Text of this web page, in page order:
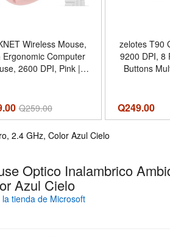
Wireless Mouse,
Ergonomic Computer
2600 DPI, Pink |
Compact Size,
Play, Wide OS
- Color Pink
Q259.00
zelotes T90
9200 DPI, 8
Buttons
Desktop,
Q249.00
2.4 GHz, Color Azul Cielo
Optico Inalambrico
Azul Cielo
la tienda de Microsoft